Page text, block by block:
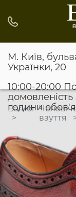
М. Київ,
Українки, 20
10:00-20:00
домовленість
години
Barker
взуття